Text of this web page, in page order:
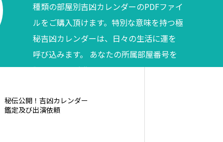
種類の部屋別吉凶カレンダーのPDFファイ
ルをご購入頂けます。特別な意味を持つ極
秘吉凶カレンダーは、日々の生活に運を
呼び込みます。 あなたの所属部屋番号を
調べてからご購入ください。
秘伝公開！吉凶カレンダー
鑑定及び出演依頼